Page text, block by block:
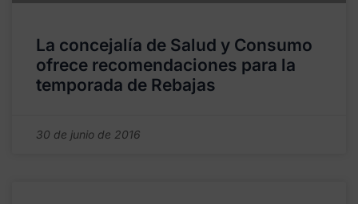
La concejalía de Salud y Consumo
ofrece recomendaciones para la
temporada de Rebajas
30 de junio de 2016